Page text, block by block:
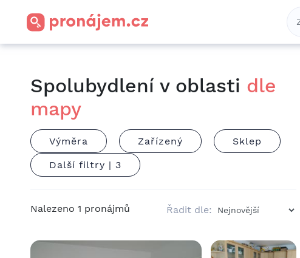
Spolubydlení v oblasti dle
mapy
Výměra Zařízený Sklep
Další filtry | 3
Nalezeno 1 pronájmů Řadit dle: